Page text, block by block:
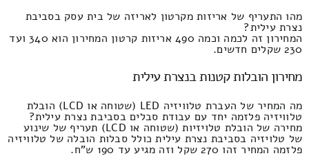
מהו התעריף של אריזות מקרטון לאריזה של בית עסק בסביבת
נצרת עילית?
המחירון זה לכמה וכמה 490 אריזות קרטון המחירון הוא 340 ועד
230 שקלים חדשים.
מחירון הובלות קטנות בנצרת עילית
מה המחיר של העברת טלוויזיה LED (שטוחה או LCD) הובלת
טלוויזיה פלזמה יחד עם עבודת סבלים בסביבת נצרת עילית?
מחירה של הובלת טלויזיות (שטוחה או LCD) תעריף של שינוע
של טלויזיה בסביבת נצרת עילית כולל סבלות הובלה של טלוויזיה
פלזמה המחיר זהו 270 שקל וזה מגיע עד 190 ש"ח.